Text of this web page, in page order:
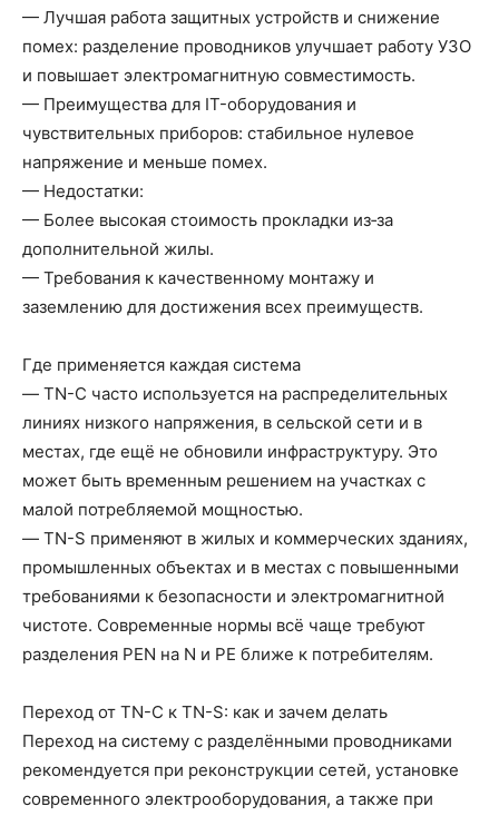
— Лучшая работа защитных устройств и снижение
помех: разделение проводников улучшает работу УЗО
и повышает электромагнитную совместимость.
— Преимущества для IT-оборудования и
чувствительных приборов: стабильное нулевое
напряжение и меньше помех.
— Недостатки:
— Более высокая стоимость прокладки из‑за
дополнительной жилы.
— Требования к качественному монтажу и
заземлению для достижения всех преимуществ.
Где применяется каждая система
— TN-C часто используется на распределительных
линиях низкого напряжения, в сельской сети и в
местах, где ещё не обновили инфраструктуру. Это
может быть временным решением на участках с
малой потребляемой мощностью.
— TN-S применяют в жилых и коммерческих зданиях,
промышленных объектах и в местах с повышенными
требованиями к безопасности и электромагнитной
чистоте. Современные нормы всё чаще требуют
разделения PEN на N и PE ближе к потребителям.
Переход от TN-C к TN-S: как и зачем делать
Переход на систему с разделёнными проводниками
рекомендуется при реконструкции сетей, установке
современного электрооборудования, а также при